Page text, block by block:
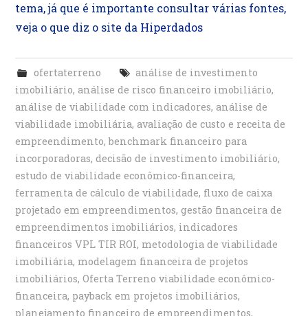
tema, já que é importante consultar várias fontes,
veja o que diz o site da Hiperdados
ofertaterreno
análise de investimento
imobiliário, análise de risco financeiro imobiliário,
análise de viabilidade com indicadores, análise de
viabilidade imobiliária, avaliação de custo e receita de
empreendimento,benchmark financeiro para
incorporadoras,decisão de investimento imobiliário,
estudo de viabilidade econômico-financeira,
ferramenta de cálculo de viabilidade, fluxo de caixa
projetado em empreendimentos,gestão financeira de
empreendimentos imobiliários, indicadores
financeiros VPL TIR ROI, metodologia de viabilidade
imobiliária, modelagem financeira de projetos
imobiliários,Oferta Terreno viabilidade econômico-
financeira, payback em projetos imobiliários,
planejamento financeiro de empreendimentos,